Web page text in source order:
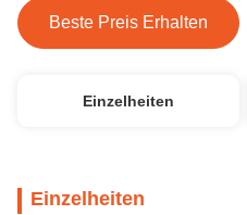
Beste Preis Erhalten
Einzelheiten
Einzelheiten